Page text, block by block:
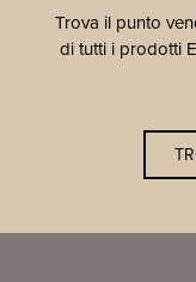
Trova il punto
di tutti i prodotti